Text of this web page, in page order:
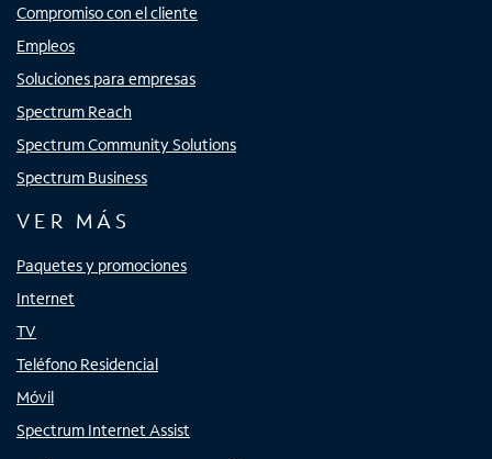
Compromiso con el cliente
Empleos
Soluciones para empresas
Spectrum Reach
Spectrum Community Solutions
Spectrum Business
VER MÁS
Paquetes y promociones
Internet
TV
Teléfono Residencial
Móvil
Spectrum Internet Assist